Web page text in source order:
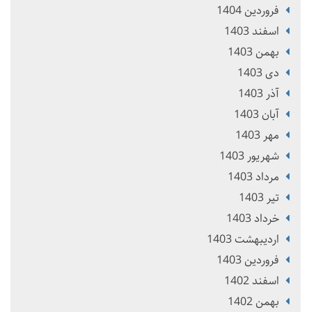
فروردین 1404
اسفند 1403
بهمن 1403
دی 1403
آذر 1403
آبان 1403
مهر 1403
شهریور 1403
مرداد 1403
تير 1403
خرداد 1403
ارديبهشت 1403
فروردین 1403
اسفند 1402
بهمن 1402